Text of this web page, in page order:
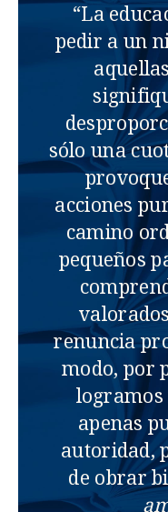
“La
pedir a un
sólo una
acciones
camino
pequeños
renuncia
modo, por
logramos
apenas
autoridad,
de obrar